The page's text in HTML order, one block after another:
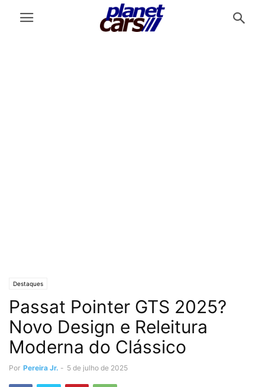
Destaques
Passat Pointer GTS 2025?
Novo Design e Releitura
Moderna do Clássico
Por Pereira Jr. - 5 de julho de 2025